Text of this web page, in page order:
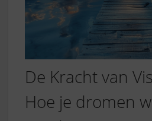
De Kracht van
Hoe je dromen